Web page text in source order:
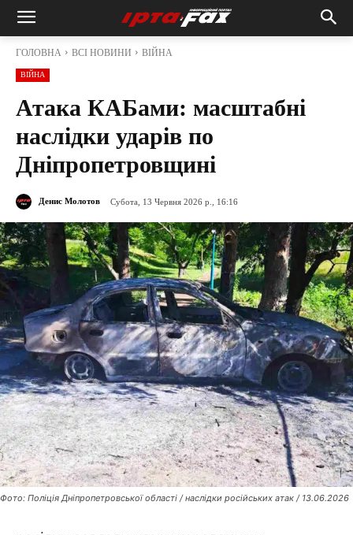
ГОЛОВНА ВСІ НОВИНИ ВІЙНА
ВІЙНА
Атака КАБами: масштабні
наслідки ударів по
Дніпропетровщині
Денис Молотов Субота, 13 Червня 2026 р., 16:16
Фото: Поліція Дніпропетровської області / наслідки російських атак / 13.06.2026